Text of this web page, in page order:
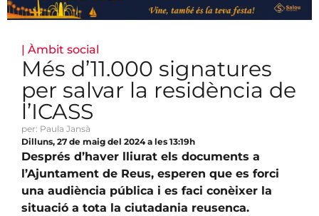
| Àmbit social
Més d’11.000 signatures
per salvar la residència de
l’ICASS
per: Paula Jansà
Dilluns, 27 de maig del 2024 a les 13:19h
Després d’haver lliurat els documents a
l’Ajuntament de Reus, esperen que es forci
una audiència pública i es faci conèixer la
situació a tota la ciutadania reusenca.